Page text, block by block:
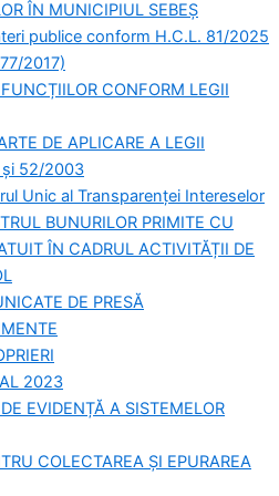
ÎN MUNICIPIUL SEBEȘ
publice conform H.C.L. 81/2025
2017)
CONFORM LEGII
DE APLICARE A LEGII
52/2003
Unic al Transparenței Intereselor
BUNURILOR PRIMITE CU
ÎN CADRUL ACTIVITĂȚII DE
DE PRESĂ
2023
EVIDENȚĂ A SISTEMELOR
COLECTAREA ȘI EPURAREA